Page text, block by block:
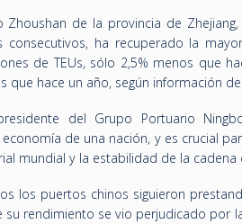
Zhoushan de la provincia de
consecutivos, ha recuperado la
de TEUs, sólo 2,5% menos que
que hace un año, según información
del Grupo Portuario
de una nación, y es crucial
mundial y la estabilidad de la
los puertos chinos siguieron
su rendimiento se vio perjudicado por